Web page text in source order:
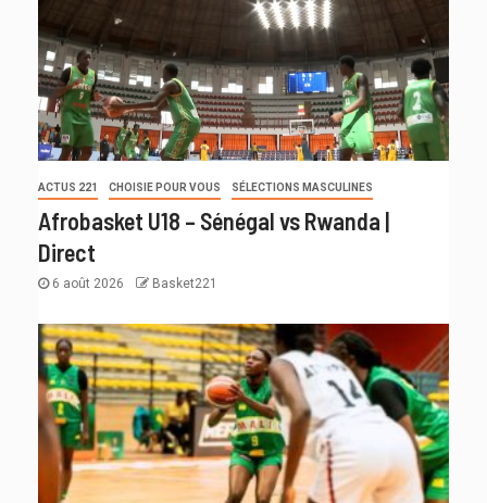
ACTUS 221 CHOISIE POUR VOUS SÉLECTIONS MASCULINES
Afrobasket U18 – Sénégal vs Rwanda |
Direct
6 août 2026 Basket221